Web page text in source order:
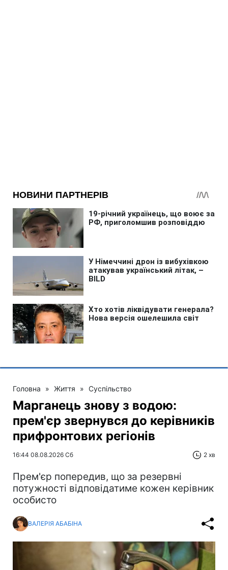
Головна » Життя » Суспільство
Марганець знову з водою:
прем'єр звернувся до керівників
прифронтових регіонів
16:44 08.08.2026 Сб 2 хв
Прем'єр попередив, що за резервні
потужності відповідатиме кожен керівник
особисто
ВАЛЕРІЯ АБАБІНА